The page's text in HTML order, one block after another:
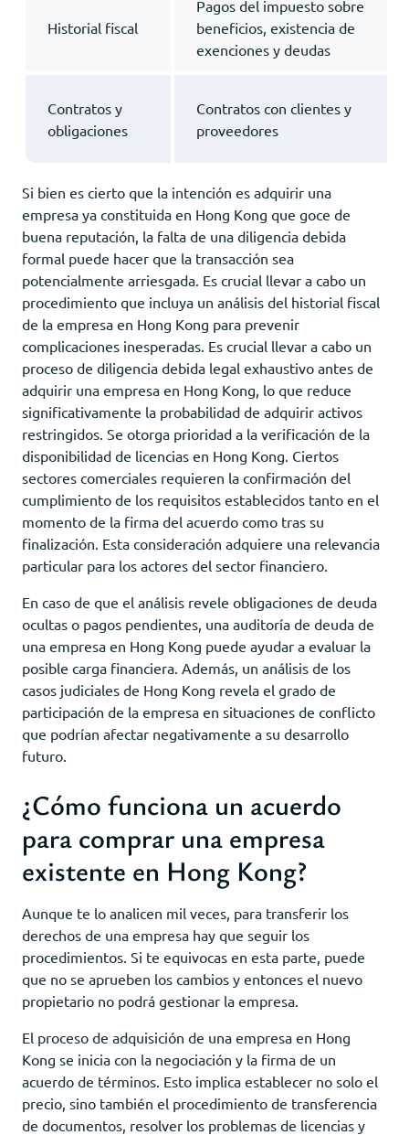
Historial fiscal
Pagos del impuesto sobre
beneficios, existencia de
exenciones y deudas
Contratos y
obligaciones
Contratos con clientes y
proveedores
Si bien es cierto que la intención es adquirir una
empresa ya constituida en Hong Kong que goce de
buena reputación, la falta de una diligencia debida
formal puede hacer que la transacción sea
potencialmente arriesgada. Es crucial llevar a cabo un
procedimiento que incluya un análisis del historial fiscal
de la empresa en Hong Kong para prevenir
complicaciones inesperadas. Es crucial llevar a cabo un
proceso de diligencia debida legal exhaustivo antes de
adquirir una empresa en Hong Kong, lo que reduce
significativamente la probabilidad de adquirir activos
restringidos. Se otorga prioridad a la verificación de la
disponibilidad de licencias en Hong Kong. Ciertos
sectores comerciales requieren la confirmación del
cumplimiento de los requisitos establecidos tanto en el
momento de la firma del acuerdo como tras su
finalización. Esta consideración adquiere una relevancia
particular para los actores del sector financiero.
En caso de que el análisis revele obligaciones de deuda
ocultas o pagos pendientes, una auditoría de deuda de
una empresa en Hong Kong puede ayudar a evaluar la
posible carga financiera. Además, un análisis de los
casos judiciales de Hong Kong revela el grado de
participación de la empresa en situaciones de conflicto
que podrían afectar negativamente a su desarrollo
futuro.
¿Cómo funciona un acuerdo
para comprar una empresa
existente en Hong Kong?
Aunque te lo analicen mil veces, para transferir los
derechos de una empresa hay que seguir los
procedimientos. Si te equivocas en esta parte, puede
que no se aprueben los cambios y entonces el nuevo
propietario no podrá gestionar la empresa.
El proceso de adquisición de una empresa en Hong
Kong se inicia con la negociación y la firma de un
acuerdo de términos. Esto implica establecer no solo el
precio, sino también el procedimiento de transferencia
de documentos, resolver los problemas de licencias y